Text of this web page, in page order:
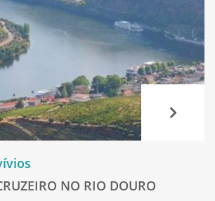
NO RIO DOURO